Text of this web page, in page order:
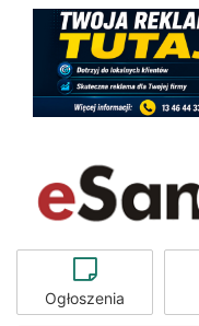
Ogłoszenia